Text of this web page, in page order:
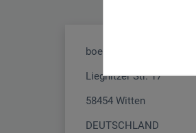
boesner GmbH
Liegnitzer Str. 17
58454 Witten
DEUTSCHLAND